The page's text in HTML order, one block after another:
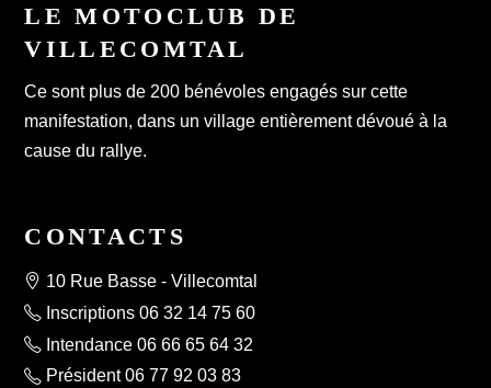
LE MOTOCLUB DE
VILLECOMTAL
Ce sont plus de 200 bénévoles engagés sur cette
manifestation, dans un village entièrement dévoué à la
cause du rallye.
CONTACTS
10 Rue Basse - Villecomtal
Inscriptions 06 32 14 75 60
Intendance 06 66 65 64 32
Président 06 77 92 03 83